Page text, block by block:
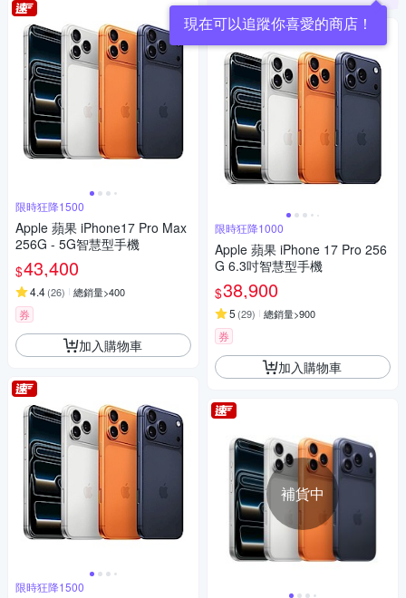
限時狂降1500
Apple 蘋果 iPhone17 Pro Max
256G - 5G智慧型手機
$43,400
4.4(26) 總銷量>400
券
加入購物車
限時狂降1500
現在可以追蹤你喜愛的商店！
限時狂降1000
Apple 蘋果 iPhone 17 Pro 256
G 6.3吋智慧型手機
$38,900
5 (29) 總銷量>900
券
加入購物車
補貨中